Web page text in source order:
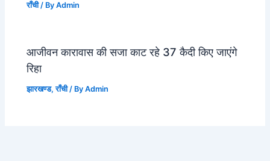
राँची/ ByAdmin
आजीवन कारावास की सजा काट रहे 37 कैदी किए जाएंगे
रिहा
झारखण्ड,राँची/ ByAdmin